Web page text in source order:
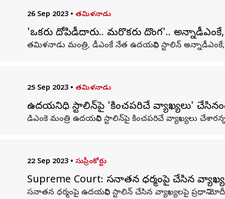
26 Sep 2023 • తమిళనాడు
'ఒకరు దోపిడీదారు.. మరొకరు దొంగ'..
తమిళనాడు మంత్రి, డీఎంకే నేత ఉదయనిధి స్టాలిన్
25 Sep 2023 • తమిళనాడు
ఉదయనిధి స్టాలిన్‌పై 'కించపరిచే వ్యాఖ్యలు'
డిఎంకె మంత్రి ఉదయనిధి స్టాలిన్‌పై కించపరిచే వ్యాఖ్యలు
22 Sep 2023 • సుప్రీంకోర్టు
Supreme Court: సనాతన ధర్మంపై చేసిన
సనాతన ధర్మంపై ఉదయనిధి స్టాలిన్ చేసిన వ్యాఖ్యలపై ప్రధాని